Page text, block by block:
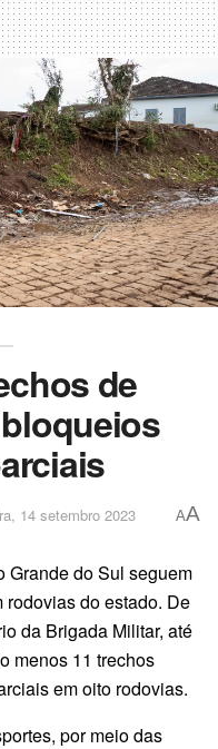
de
14 setembro 2023 AA
Grande do Sul seguem
do estado. De
da Brigada Militar, até
menos 11 trechos
em oito rodovias.
por meio das